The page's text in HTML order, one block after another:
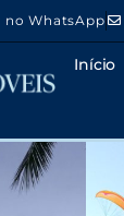
no WhatsApp
Início